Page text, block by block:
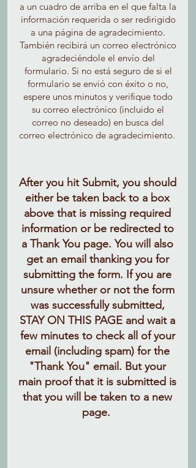
a un cuadro de arriba en el que falta la
información requerida o ser redirigido
a una página de agradecimiento.
También recibirá un correo electrónico
agradeciéndole el envío del
formulario. Si no está seguro de si el
formulario se envió con éxito o no,
espere unos minutos y verifique todo
su correo electrónico (incluido el
correo no deseado) en busca del
correo electrónico de agradecimiento.
After you hit Submit, you should
either be taken back to a box
above that is missing required
information or be redirected to
a Thank You page. You will also
get an email thanking you for
submitting the form. If you are
unsure whether or not the form
was successfully submitted,
STAY ON THIS PAGE and wait a
few minutes to check all of your
email (including spam) for the
"Thank You" email. But your
main proof that it is submitted is
that you will be taken to a new
page.